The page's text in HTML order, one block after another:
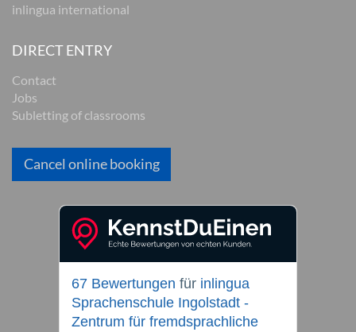
inlingua international
DIRECT ENTRY
Contact
Jobs
Subletting of classrooms
Cancel online booking
67 Bewertungen für inlingua
Sprachenschule Ingolstadt -
Zentrum für fremdsprachliche